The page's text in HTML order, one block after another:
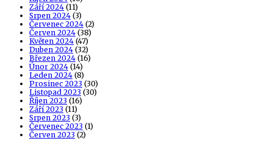
Září 2024 (11)
Srpen 2024 (3)
Červenec 2024 (2)
Červen 2024 (38)
Květen 2024 (47)
Duben 2024 (32)
Březen 2024 (16)
Únor 2024 (14)
Leden 2024 (8)
Prosinec 2023 (30)
Listopad 2023 (30)
Říjen 2023 (16)
Září 2023 (11)
Srpen 2023 (3)
Červenec 2023 (1)
Červen 2023 (2)